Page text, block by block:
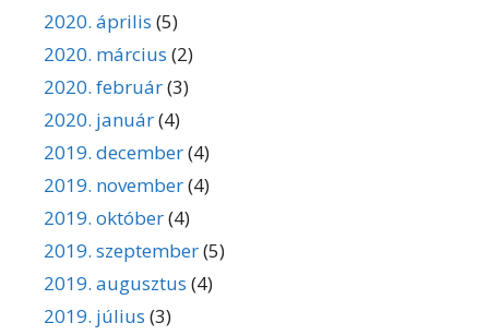
2020. április (5)
2020. március (2)
2020. február(3)
2020. január(4)
2019. december(4)
2019. november(4)
2019. október(4)
2019. szeptember(5)
2019. augusztus (4)
2019. július (3)